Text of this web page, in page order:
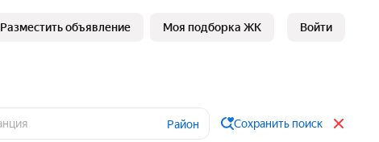
Разместить объявление Моя подборка ЖК Войти
Район Сохранить поиск